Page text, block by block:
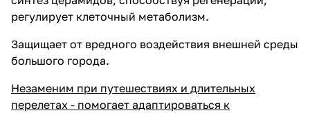
регулирует клеточный метаболизм.
Защищает от вредного воздействия внешней среды
большого города.
Незаменим при путешествиях и длительных
перелетах - помогает адаптироваться к